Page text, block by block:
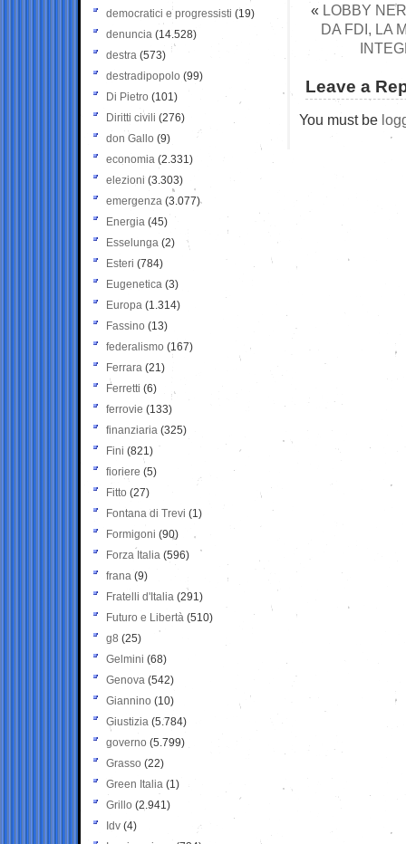
« LOBBY
DA FDI, LA
Leave a
You must be
democratici e progressisti (19)
denuncia (14.528)
destra (573)
destradipopolo (99)
Di Pietro (101)
Diritti civili (276)
don Gallo (9)
economia (2.331)
elezioni (3.303)
emergenza (3.077)
Energia (45)
Esselunga (2)
Esteri (784)
Eugenetica (3)
Europa (1.314)
Fassino (13)
federalismo (167)
Ferrara (21)
Ferretti (6)
ferrovie (133)
finanziaria (325)
Fini (821)
fioriere (5)
Fitto (27)
Fontana di Trevi (1)
Formigoni (90)
Forza Italia (596)
frana (9)
Fratelli d'Italia (291)
Futuro e Libertà (510)
g8 (25)
Gelmini (68)
Genova (542)
Giannino (10)
Giustizia (5.784)
governo (5.799)
Grasso (22)
Green Italia (1)
Grillo (2.941)
Idv (4)